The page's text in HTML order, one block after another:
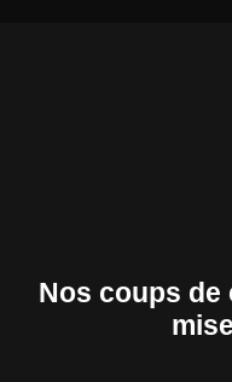
Nos coups de